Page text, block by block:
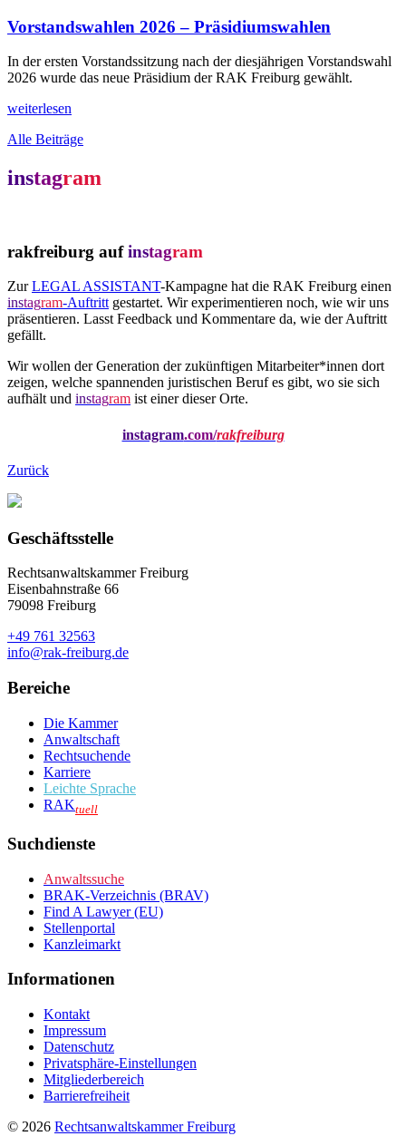
Vorstandswahlen 2026 – Präsidiumswahlen
In der ersten Vorstandssitzung nach der diesjährigen Vorstandswahl
2026 wurde das neue Präsidium der RAK Freiburg gewählt.
weiterlesen
Alle Beiträge
instagram
rakfreiburg aufinstagram
ZurLEGAL ASSISTANT-Kampagne hat die RAK Freiburg einen
instagram-Auftrittgestartet. Wir experimentieren noch, wie wir uns
präsentieren. Lasst Feedback und Kommentare da, wie der Auftritt
gefällt.
Wir wollen der Generation der zukünftigen Mitarbeiter*innen dort
zeigen, welche spannenden juristischen Beruf es gibt, wo sie sich
aufhält und instagram ist einer dieser Orte.
instagram.com/rakfreiburg
Zurück
Geschäftsstelle
Rechtsanwaltskammer Freiburg
Eisenbahnstraße 66
79098 Freiburg
+49 761 32563
info@rak-freiburg.de
Bereiche
Die Kammer
Anwaltschaft
Rechtsuchende
Karriere
Leichte Sprache
RAKtuell
Suchdienste
Anwaltssuche
BRAK-Verzeichnis (BRAV)
Find A Lawyer (EU)
Stellenportal
Kanzleimarkt
Informationen
Kontakt
Impressum
Datenschutz
Privatsphäre-Einstellungen
Mitgliederbereich
Barrierefreiheit
© 2026 Rechtsanwaltskammer Freiburg